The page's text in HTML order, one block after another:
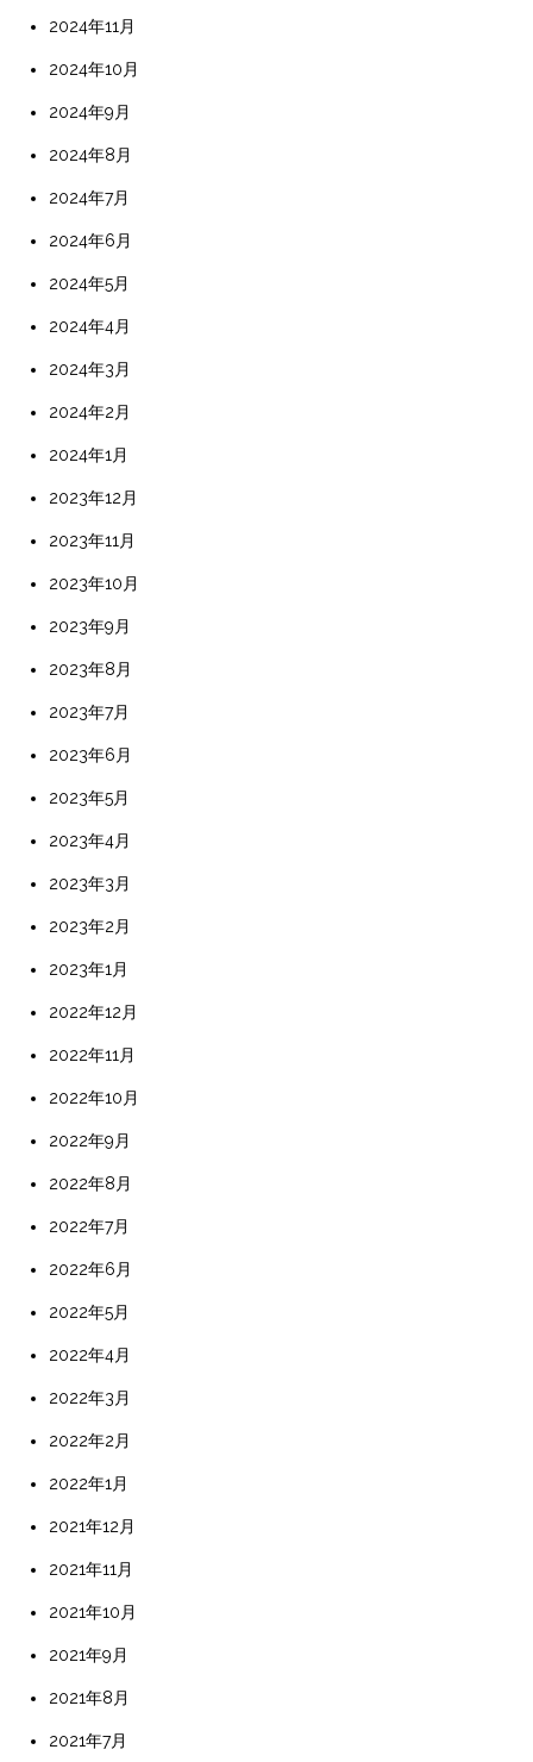
2024年11月
2024年10月
2024年9月
2024年8月
2024年7月
2024年6月
2024年5月
2024年4月
2024年3月
2024年2月
2024年1月
2023年12月
2023年11月
2023年10月
2023年9月
2023年8月
2023年7月
2023年6月
2023年5月
2023年4月
2023年3月
2023年2月
2023年1月
2022年12月
2022年11月
2022年10月
2022年9月
2022年8月
2022年7月
2022年6月
2022年5月
2022年4月
2022年3月
2022年2月
2022年1月
2021年12月
2021年11月
2021年10月
2021年9月
2021年8月
2021年7月